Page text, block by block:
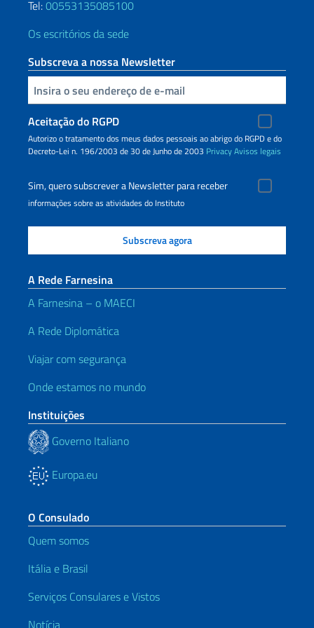
Tel:00553135085100
Os escritórios da sede
Subscreva a nossa Newsletter
Inserisci la tua email
Aceitação do RGPD
Autorizo o tratamento dos meus dados pessoais ao abrigo do RGPD e do
Decreto-Lei n. 196/2003 de 30 de Junho de 2003 PrivacyAvisos legais
Sim, quero subscrever a Newsletter para receber
informações sobre as atividades do Instituto
A Rede Farnesina
A Farnesina – o MAECI
A Rede Diplomática
Viajar com segurança
Onde estamos no mundo
Instituições
Governo Italiano
Europa.eu
O Consulado
Quem somos
Itália e Brasil
Serviços Consulares e Vistos